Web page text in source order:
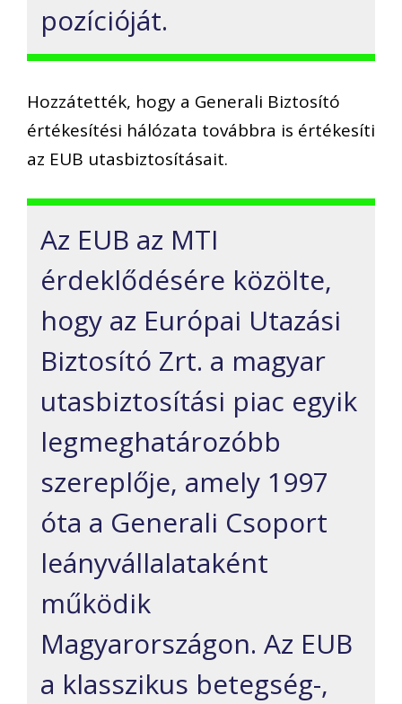
pozícióját.
Hozzátették, hogy a Generali Biztosító
értékesítési hálózata továbbra is értékesíti
az EUB utasbiztosításait.
Az EUB az MTI
érdeklődésére közölte,
hogy az Európai Utazási
Biztosító Zrt. a magyar
utasbiztosítási piac egyik
legmeghatározóbb
szereplője, amely 1997
óta a Generali Csoport
leányvállalataként
működik
Magyarországon. Az EUB
a klasszikus betegség-,